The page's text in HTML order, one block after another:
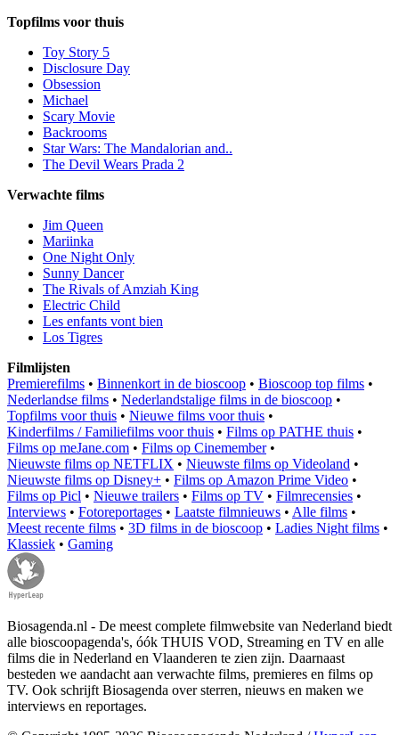
Topfilms voor thuis
Toy Story 5
Disclosure Day
Obsession
Michael
Scary Movie
Backrooms
Star Wars: The Mandalorian and..
The Devil Wears Prada 2
Verwachte films
Jim Queen
Mariinka
One Night Only
Sunny Dancer
The Rivals of Amziah King
Electric Child
Les enfants vont bien
Los Tigres
Filmlijsten
Premierefilms • Binnenkort in de bioscoop • Bioscoop top films •
Nederlandse films • Nederlandstalige films in de bioscoop •
Topfilms voor thuis • Nieuwe films voor thuis •
Kinderfilms / Familiefilms voor thuis • Films op PATHE thuis •
Films op meJane.com • Films op Cinemember•
Nieuwste films op NETFLIX • Nieuwste films op Videoland •
Nieuwste films op Disney+ • Films op Amazon Prime Video •
Films op Picl • Nieuwe trailers • Films op TV • Filmrecensies •
Interviews • Fotoreportages • Laatste filmnieuws • Alle films •
Meest recente films • 3D films in de bioscoop • Ladies Night films •
Klassiek • Gaming
Biosagenda.nl - De meest complete filmwebsite van Nederland biedt
alle bioscoopagenda's, óók THUIS VOD, Streaming en TV en alle
films die in Nederland en Vlaanderen te zien zijn. Daarnaast
besteden we aandacht aan verwachte films, premieres en films op
TV. Ook schrijft Biosagenda over sterren, nieuws en maken we
interviews en reportages.